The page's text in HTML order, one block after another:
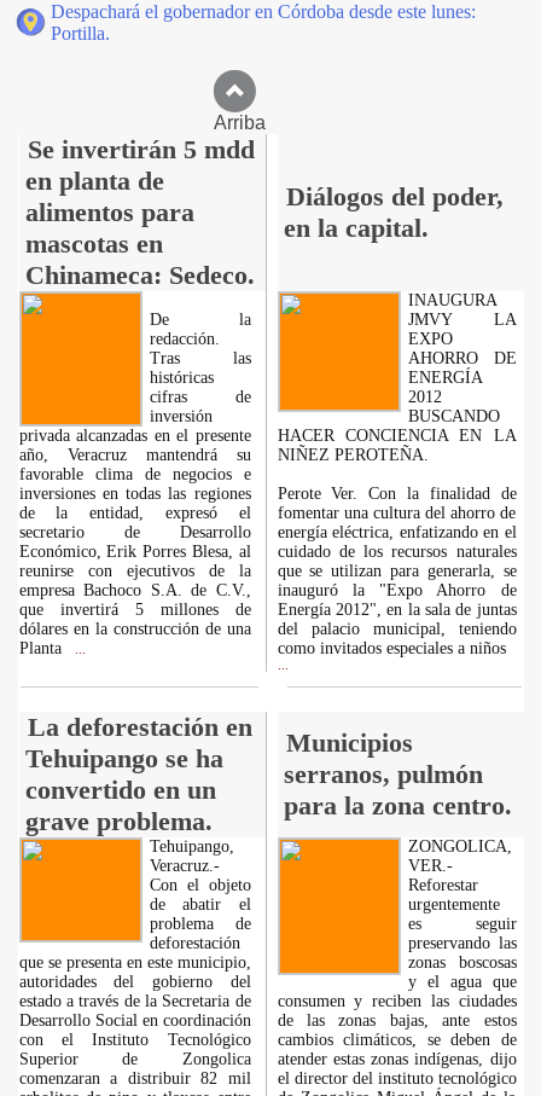
Despachará el gobernador en Córdoba desde este lunes:
Portilla.
Arriba
Se invertirán 5 mdd
en planta de
alimentos para
mascotas en
Chinameca: Sedeco.
Diálogos del poder,
en la capital.
De la
redacción.
Tras las
históricas
cifras de
inversión
privada alcanzadas en el presente
año, Veracruz mantendrá su
favorable clima de negocios e
inversiones en todas las regiones
de la entidad, expresó el
secretario de Desarrollo
Económico, Erik Porres Blesa, al
reunirse con ejecutivos de la
empresa Bachoco S.A. de C.V.,
que invertirá 5 millones de
dólares en la construcción de una
Planta
INAUGURA
JMVY LA
EXPO
AHORRO DE
ENERGÍA
2012
BUSCANDO
HACER CONCIENCIA EN LA
NIÑEZ PEROTEÑA.
Perote Ver. Con la finalidad de
fomentar una cultura del ahorro de
energía eléctrica, enfatizando en el
cuidado de los recursos naturales
que se utilizan para generarla, se
inauguró la "Expo Ahorro de
Energía 2012", en la sala de juntas
del palacio municipal, teniendo
como invitados especiales a niños
La deforestación en
Tehuipango se ha
convertido en un
grave problema.
Municipios
serranos, pulmón
para la zona centro.
Tehuipango,
Veracruz.-
Con el objeto
de abatir el
problema de
deforestación
que se presenta en este municipio,
autoridades del gobierno del
estado a través de la Secretaria de
Desarrollo Social en coordinación
con el Instituto Tecnológico
Superior de Zongolica
comenzaran a distribuir 82 mil
ZONGOLICA,
VER.-
Reforestar
urgentemente
es seguir
preservando las
zonas boscosas
y el agua que
consumen y reciben las ciudades
de las zonas bajas, ante estos
cambios climáticos, se deben de
atender estas zonas indígenas, dijo
el director del instituto tecnológico